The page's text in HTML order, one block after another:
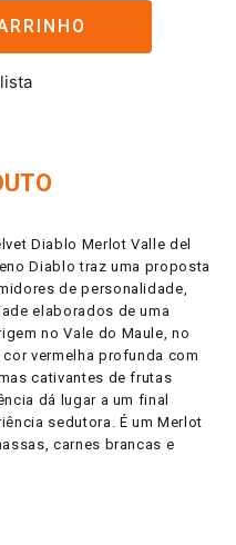
Diablo Merlot Valle del
Diablo traz uma proposta
de personalidade,
elaborados de uma
no Vale do Maule, no
vermelha profunda com
cativantes de frutas
dá lugar a um final
sedutora. É um Merlot
carnes brancas e